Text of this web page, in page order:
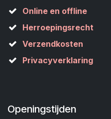
Online en offline
Herroepingsrecht
Verzendkosten
Privacyverklaring
Openingstijden